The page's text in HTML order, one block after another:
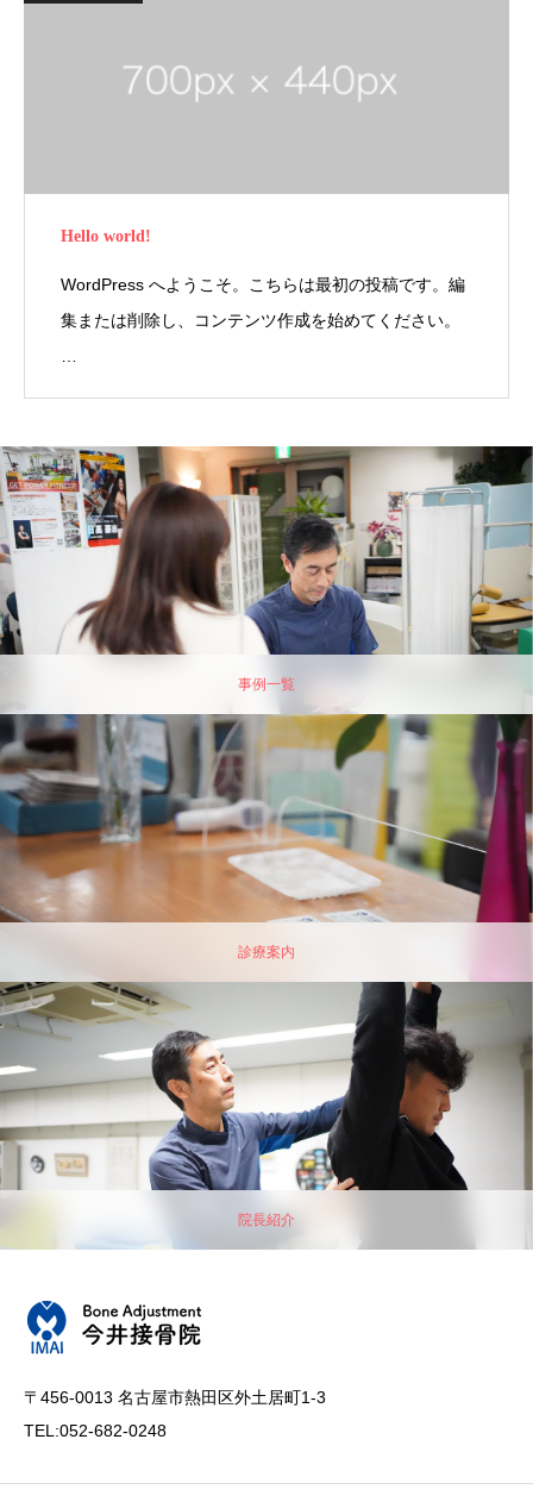
Hello world!
WordPress へようこそ。こちらは最初の投稿です。編
集または削除し、コンテンツ作成を始めてください。
事例一覧
診療案内
院長紹介
〒456-0013 名古屋市熱田区外土居町1-3
TEL:052-682-0248